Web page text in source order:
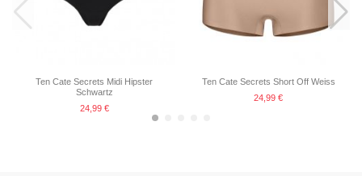
Ten Cate Secrets Midi Hipster
Schwartz
24,99 €
Ten Cate Secrets Short Off Weiss
24,99 €